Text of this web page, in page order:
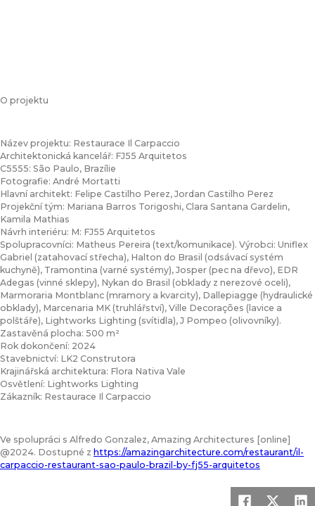
O projektu
Název projektu: Restaurace Il Carpaccio
Architektonická kancelář: FJ55 Arquitetos
C5555: São Paulo, Brazílie
Fotografie: André Mortatti
Hlavní architekt: Felipe Castilho Perez, Jordan Castilho Perez
Projekční tým: Mariana Barros Torigoshi, Clara Santana Gardelin,
Kamila Mathias
Návrh interiéru: M: FJ55 Arquitetos
Spolupracovníci: Matheus Pereira (text/komunikace). Výrobci: Uniflex
Gabriel (zatahovací střecha), Halton do Brasil (odsávací systém
kuchyně), Tramontina (varné systémy), Josper (pec na dřevo), EDR
Adegas (vinné sklepy), Nykan do Brasil (obklady z nerezové oceli),
Marmoraria Montblanc (mramory a kvarcity), Dallepiagge (hydraulické
obklady), Marcenaria MK (truhlářství), Ville Decorações (lavice a
polštáře), Lightworks Lighting (svítidla), J Pompeo (olivovníky).
Zastavěná plocha: 500 m²
Rok dokončení: 2024
Stavebnictví: LK2 Construtora
Krajinářská architektura: Flora Nativa Vale
Osvětlení: Lightworks Lighting
Zákazník: Restaurace Il Carpaccio
Ve spolupráci s Alfredo Gonzalez, Amazing Architectures [online]
@2024. Dostupné z https://amazingarchitecture.com/restaurant/il-
carpaccio-restaurant-sao-paulo-brazil-by-fj55-arquitetos